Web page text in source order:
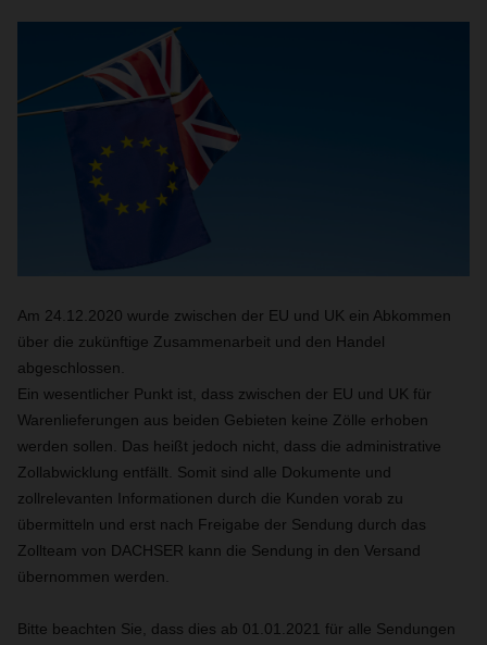
Am 24.12.2020 wurde zwischen der EU und UK ein Abkommen
über die zukünftige Zusammenarbeit und den Handel
abgeschlossen.
Ein wesentlicher Punkt ist, dass zwischen der EU und UK für
Warenlieferungen aus beiden Gebieten keine Zölle erhoben
werden sollen. Das heißt jedoch nicht, dass die administrative
Zollabwicklung entfällt. Somit sind alle Dokumente und
zollrelevanten Informationen durch die Kunden vorab zu
übermitteln und erst nach Freigabe der Sendung durch das
Zollteam von DACHSER kann die Sendung in den Versand
übernommen werden.
Bitte beachten Sie, dass dies ab 01.01.2021 für alle Sendungen